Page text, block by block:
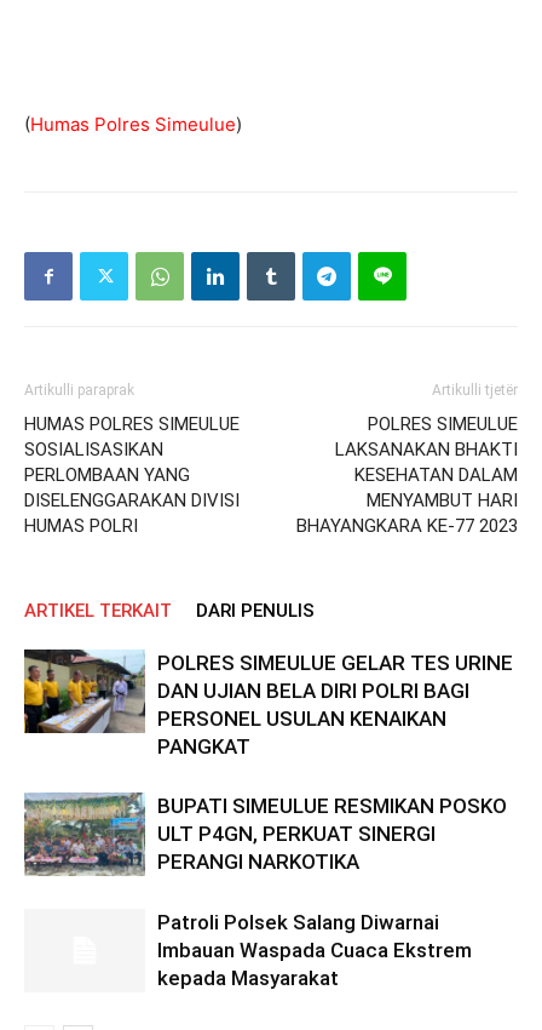
(Humas Polres Simeulue)
Artikulli paraprak
HUMAS POLRES SIMEULUE
SOSIALISASIKAN
PERLOMBAAN YANG
DISELENGGARAKAN DIVISI
HUMAS POLRI
Artikulli tjetër
POLRES SIMEULUE
LAKSANAKAN BHAKTI
KESEHATAN DALAM
MENYAMBUT HARI
BHAYANGKARA KE-77 2023
ARTIKEL TERKAIT DARI PENULIS
POLRES SIMEULUE GELAR TES URINE
DAN UJIAN BELA DIRI POLRI BAGI
PERSONEL USULAN KENAIKAN
PANGKAT
BUPATI SIMEULUE RESMIKAN POSKO
ULT P4GN, PERKUAT SINERGI
PERANGI NARKOTIKA
Patroli Polsek Salang Diwarnai
Imbauan Waspada Cuaca Ekstrem
kepada Masyarakat